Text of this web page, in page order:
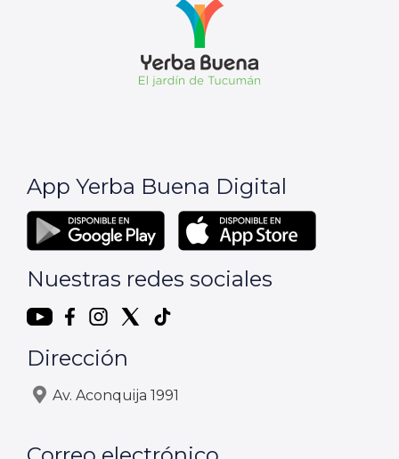
App Yerba Buena Digital
Nuestras redes sociales
Dirección
Av. Aconquija 1991